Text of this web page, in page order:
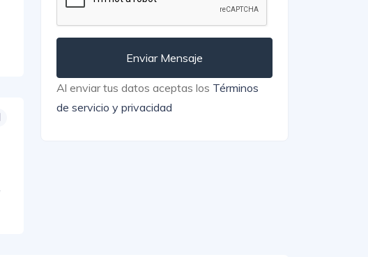
Enviar Mensaje
Al enviar tus datos aceptas los Términos
de servicio y privacidad